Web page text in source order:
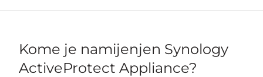
Kome je namijenjen Synology
ActiveProtect Appliance?